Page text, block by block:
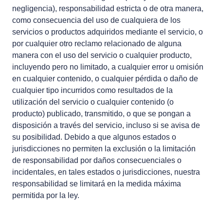
negligencia), responsabilidad estricta o de otra manera,
como consecuencia del uso de cualquiera de los
servicios o productos adquiridos mediante el servicio, o
por cualquier otro reclamo relacionado de alguna
manera con el uso del servicio o cualquier producto,
incluyendo pero no limitado, a cualquier error u omisión
en cualquier contenido, o cualquier pérdida o daño de
cualquier tipo incurridos como resultados de la
utilización del servicio o cualquier contenido (o
producto) publicado, transmitido, o que se pongan a
disposición a través del servicio, incluso si se avisa de
su posibilidad. Debido a que algunos estados o
jurisdicciones no permiten la exclusión o la limitación
de responsabilidad por daños consecuenciales o
incidentales, en tales estados o jurisdicciones, nuestra
responsabilidad se limitará en la medida máxima
permitida por la ley.